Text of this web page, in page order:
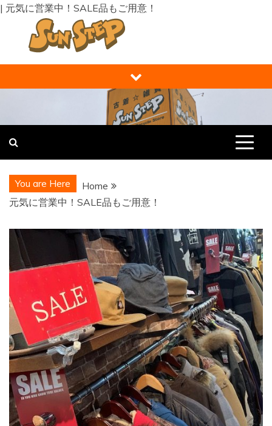
| 元気に営業中！SALE品もご用意！
to
福井の買取り・販売 サンステップ [
RECYCLE STORE ]
福井の買取販売ならサンステップへ。メンズ・レディース衣
類・ブランド品・バッグ・時計・家具・家電・ホビー・雑
You are Here
Home
元気に営業中！SALE品もご用意！